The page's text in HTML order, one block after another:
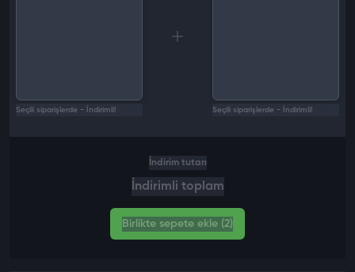
Seçili siparişlerde - İndirimli! Seçili siparişlerde - İndirimli!
İndirim tutarı
İndirimli toplam
Birlikte sepete ekle (2)